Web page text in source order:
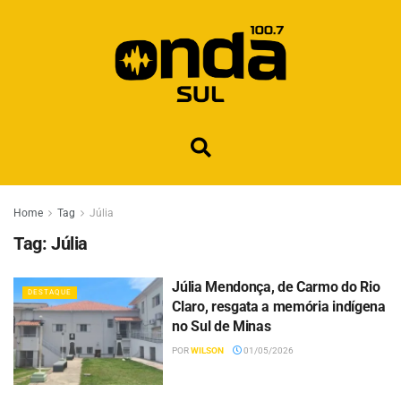
Home Tag Júlia
Tag: Júlia
DESTAQUE
Júlia Mendonça, de Carmo do Rio
Claro, resgata a memória indígena
no Sul de Minas
PORWILSON 01/05/2026